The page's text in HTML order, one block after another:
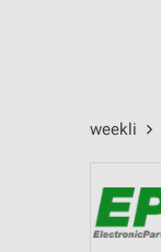
weekli